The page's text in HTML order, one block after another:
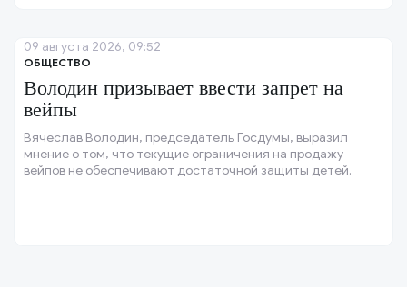
ОБЩЕСТВО
Володин призывает ввести запрет на
вейпы
Вячеслав Володин, председатель Госдумы, выразил
мнение о том, что текущие ограничения на продажу
вейпов не обеспечивают достаточной защиты детей.
09 августа 2026, 09:52